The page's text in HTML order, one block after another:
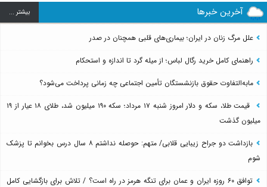
آخرین خبرها بيشتر ...
علل مرگ زنان در ایران؛ بیماری‌های قلبی همچنان در صدر
راهنمای کامل خرید رگال لباس؛ از میله گرد تا اندازه و استحکام
مابه‌التفاوت حقوق بازنشستگان تأمین اجتماعی چه زمانی پرداخت می‌شود؟
قیمت طلا، سکه و دلار امروز شنبه ۱۷ مرداد؛ سکه ۱۹۰ میلیون شد، طلای ۱۸ عیار از ۱۹
میلیون گذشت
بازداشت دو جراح زیبایی قلابی/ متهم: حوصله نداشتم ۸ سال درس بخوانم تا پزشک
شوم
توافق ۶۰ روزه ایران و عمان برای تنگه هرمز در راه است؟ / تلاش برای بازگشایی کامل